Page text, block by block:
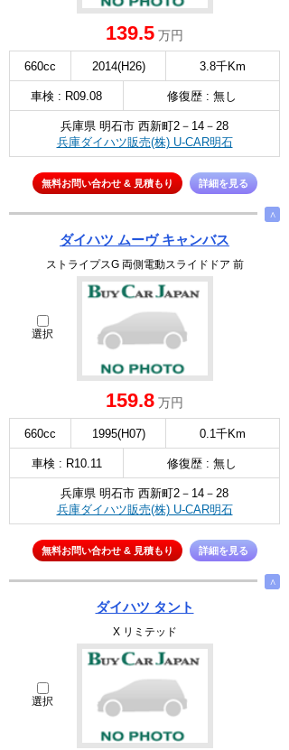
139.5 万円
660cc 2014(H26) 3.8千Km
車検 : R09.08 修復歴 : 無し
兵庫県 明石市 西新町2－14－28
兵庫ダイハツ販売(株) U-CAR明石
無料お問い合わせ & 見積もり 詳細を見る
∧
ダイハツ ムーヴ キャンバス
ストライプスG 両側電動スライドドア 前
選択
159.8 万円
660cc 1995(H07) 0.1千Km
車検 : R10.11 修復歴 : 無し
兵庫県 明石市 西新町2－14－28
兵庫ダイハツ販売(株) U-CAR明石
無料お問い合わせ & 見積もり 詳細を見る
∧
ダイハツ タント
X リミテッド
選択